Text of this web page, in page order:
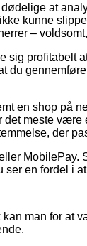
at
kunne
–
profitabelt
du
en shop på
det meste
der
ser en fordel i
man for at